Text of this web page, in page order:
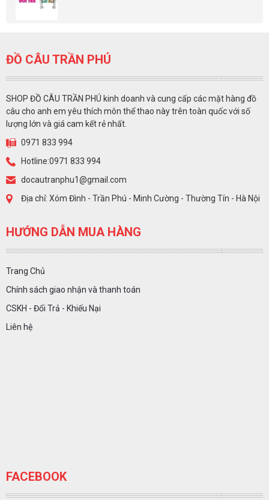
ĐỒ CÂU TRẦN PHÚ
SHOP ĐỒ CÂU TRẦN PHÚ kinh doanh và cung cấp các mặt hàng đồ
câu cho anh em yêu thích môn thể thao này trên toàn quốc với số
lượng lớn và giá cam kết rẻ nhất.
0971 833 994
Hotline:0971 833 994
docautranphu1@gmail.com
Địa chỉ: Xóm Đình - Trần Phú - Minh Cường - Thường Tín - Hà Nội
HƯỚNG DẪN MUA HÀNG
Trang Chủ
Chính sách giao nhận và thanh toán
CSKH - Đổi Trả - Khiếu Nại
Liên hệ
FACEBOOK